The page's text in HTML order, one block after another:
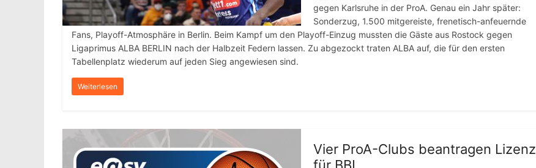
gegen Karlsruhe in der ProA. Genau ein Jahr später:
Sonderzug, 1.500 mitgereiste, frenetisch-anfeuernde
Fans, Playoff-Atmosphäre in Berlin. Beim Kampf um den Playoff-Einzug mussten die Gäste aus Rostock gegen
Ligaprimus ALBA BERLIN nach der Halbzeit Federn lassen. Zu abgezockt traten ALBA auf, die für den ersten
Tabellenplatz wiederum auf jeden Sieg angewiesen sind.
Weiterlesen
Vier ProA-Clubs beantragen Lizenz